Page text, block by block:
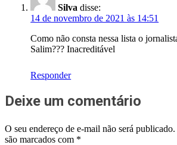
Silva disse:
14 de novembro de 2021 às 14:51
Como não consta nessa lista o
Salim??? Inacreditável
Responder
Deixe um comentário
O seu endereço de e-mail não será publicado.
são marcados com *